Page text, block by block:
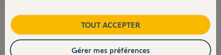
Cette réponse vous a-t-elle aidé ?
NON OUI
TOUT ACCEPTER
Gérer mes préférences